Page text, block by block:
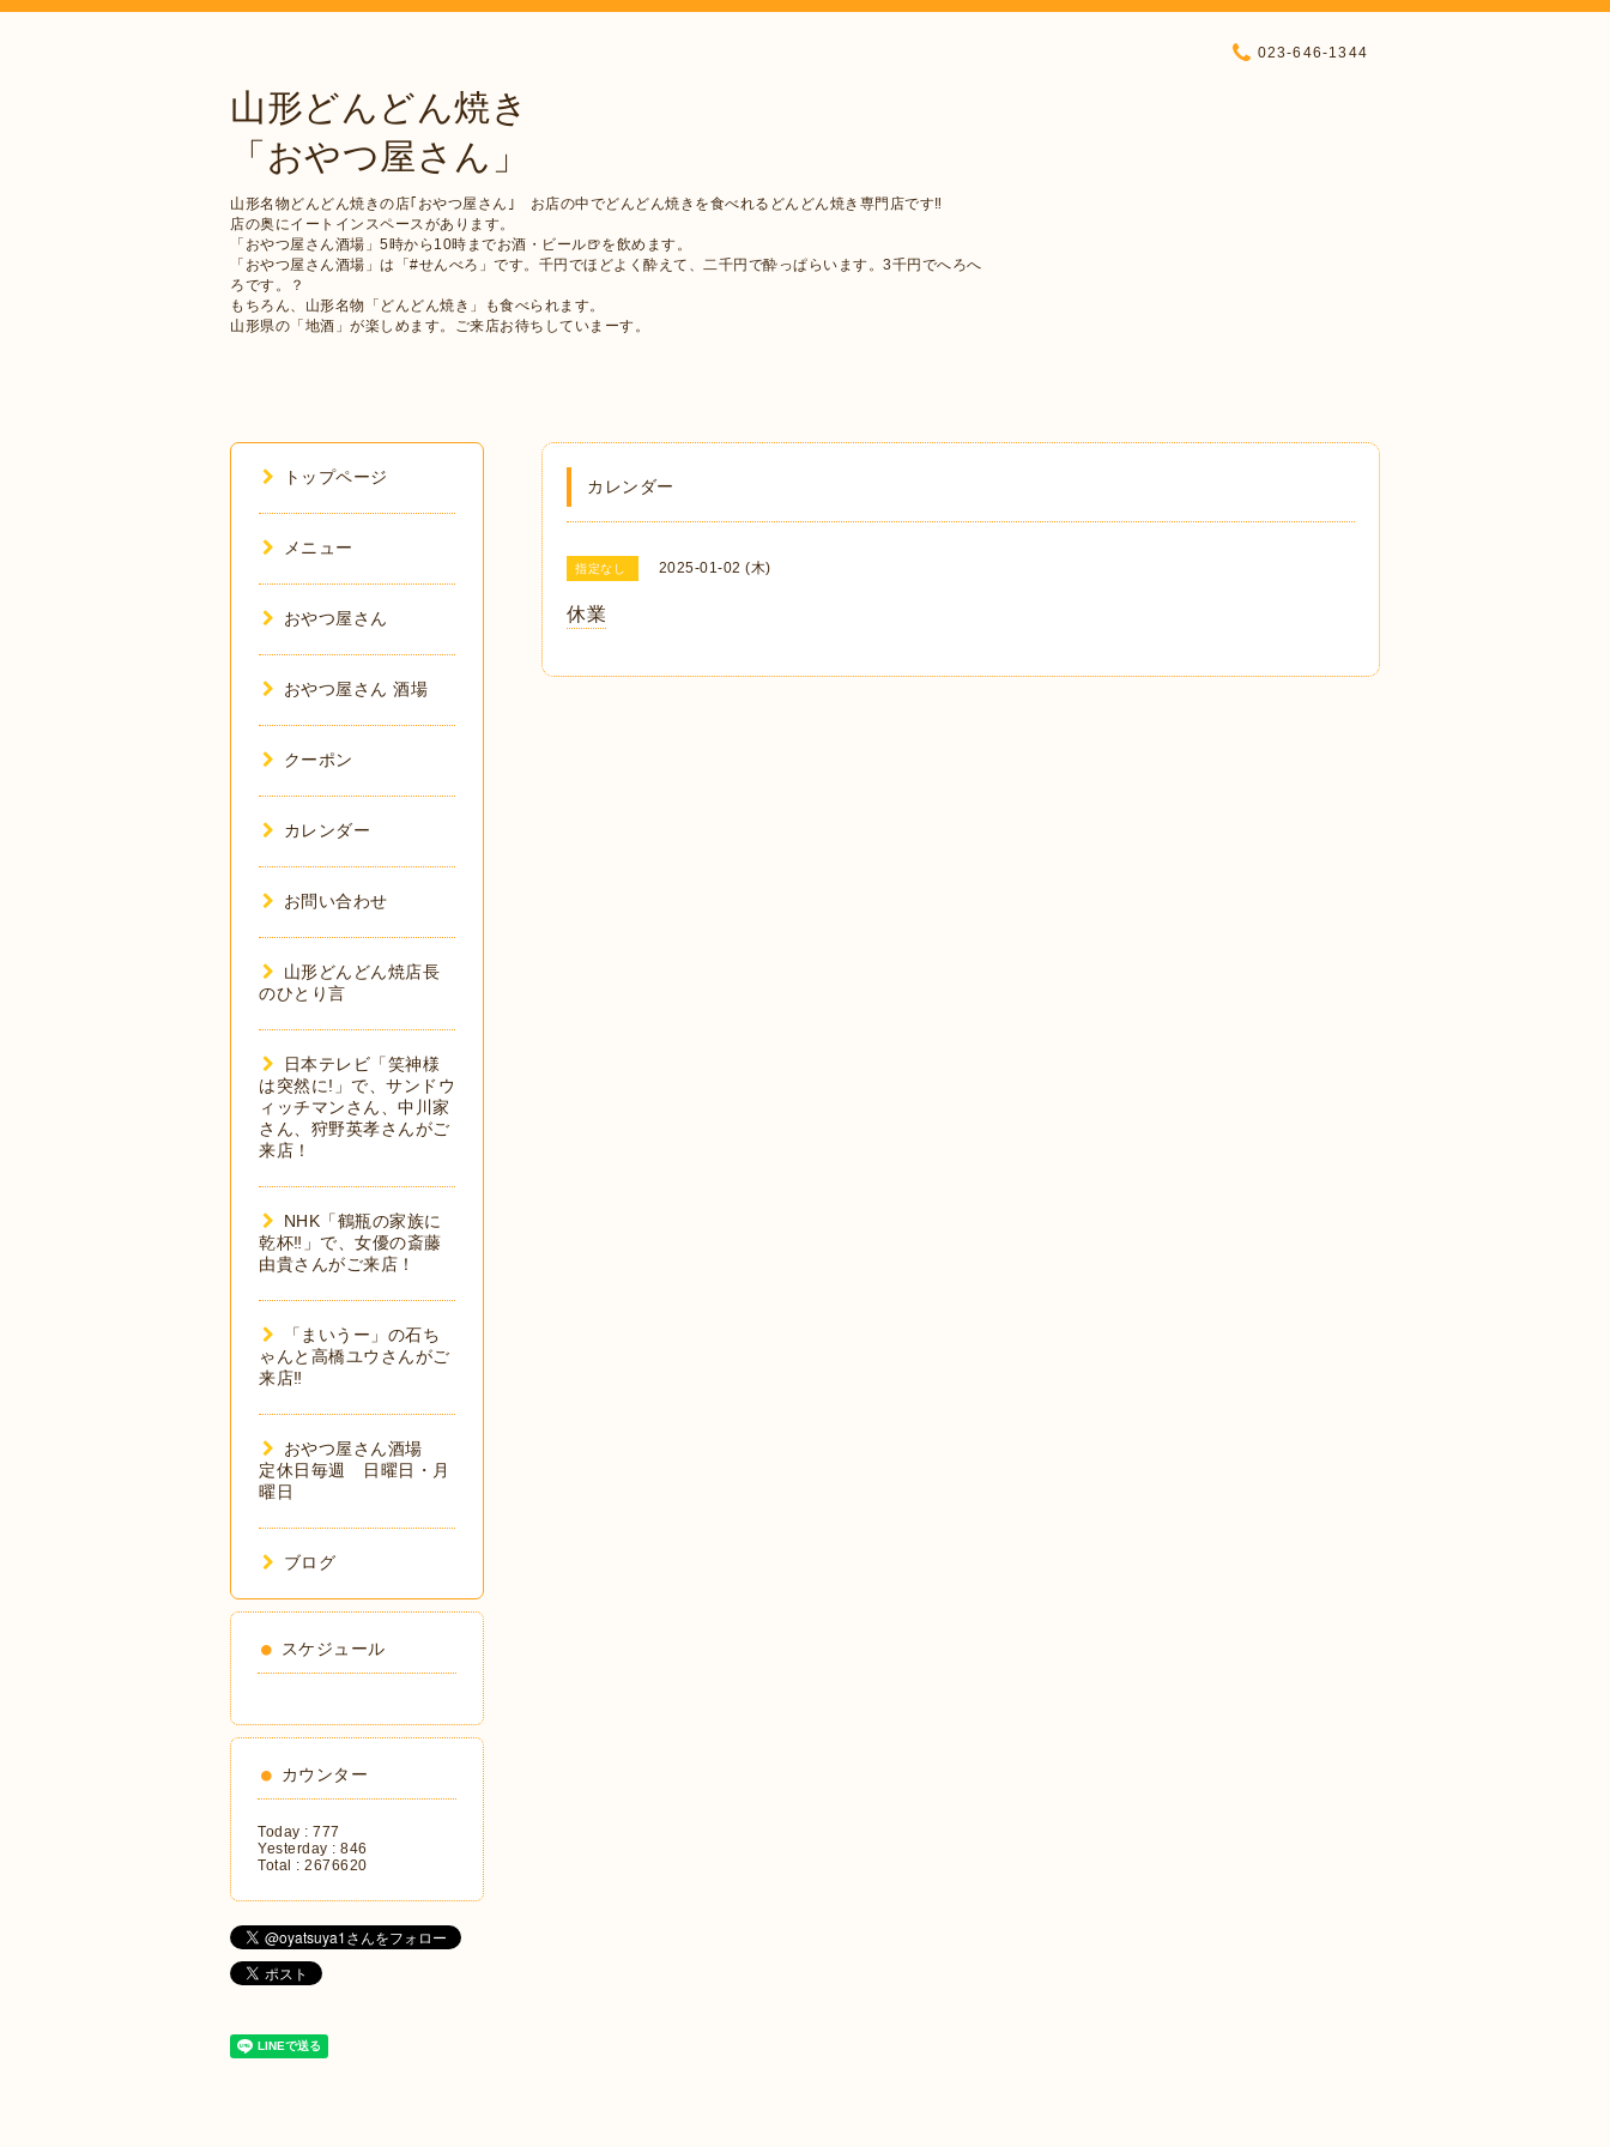
山形どんどん焼き
「おやつ屋さん」
山形名物どんどん焼きの店｢おやつ屋さん｣ お店の中でどんどん焼きを食べれるどんどん焼き専門店です‼︎
店の奥にイートインスペースがあります。
「おやつ屋さん酒場」5時から10時までお酒・ビール🍺を飲めます。
「おやつ屋さん酒場」は「#せんべろ」です。千円でほどよく酔えて、二千円で酔っぱらいます。3千円でへろへ
ろです。？
もちろん、山形名物「どんどん焼き」も食べられます。
山形県の「地酒」が楽しめます。ご来店お待ちしていまーす。
023-646-1344
カレンダー
指定なし 2025-01-02 (木)
休業
トップページ
メニュー
おやつ屋さん
おやつ屋さん 酒場
クーポン
カレンダー
お問い合わせ
山形どんどん焼店長
のひとり言
日本テレビ「笑神様
は突然に!」で、サンドウ
ィッチマンさん、中川家
さん、狩野英孝さんがご
来店！
NHK「鶴瓶の家族に
乾杯‼︎」で、女優の斎藤
由貴さんがご来店！
「まいうー」の石ち
ゃんと高橋ユウさんがご
来店‼︎
おやつ屋さん酒場
定休日毎週 日曜日・月
曜日
ブログ
スケジュール
カウンター
Today : 777
Yesterday : 846
Total : 2676620